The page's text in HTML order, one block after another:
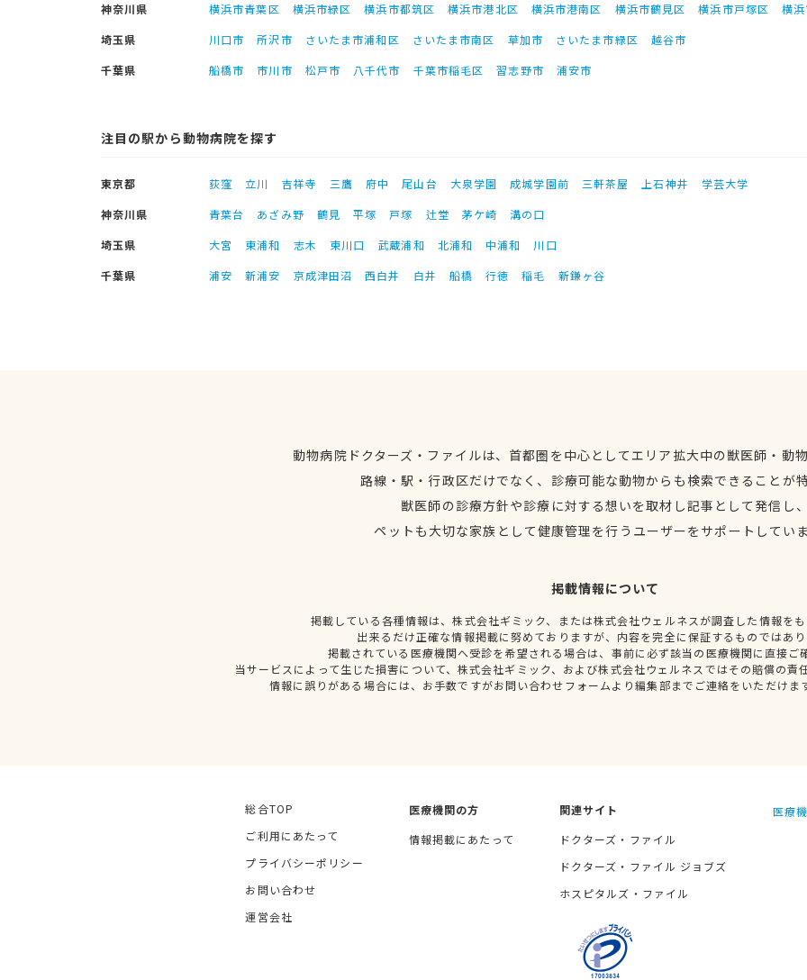
神奈川県
横浜市青葉区 横浜市緑区 横浜市都筑区 横浜市港北区 横浜市港南区 横浜市鶴見区 横浜市戸塚区
横
埼玉県
川口市 所沢市 さいたま市浦和区 さいたま市南区 草加市 さいたま市緑区
越谷市
千葉県
船橋市 市川市 松戸市 八千代市 千葉市稲毛区 習志野市 浦安市
注目の駅から動物病院を探す
東京都 荻窪 立川 吉祥寺 三鷹 府中 尾山台 大泉学園 成城学園前 三軒茶屋 上石神井
学芸大学
神奈川県
青葉台 あざみ野 鶴見 平塚 戸塚 辻堂 茅ケ崎
溝の口
埼玉県
大宮 東浦和 志木 東川口 武蔵浦和 北浦和 中浦和
川口
千葉県
浦安 新浦安 京成津田沼 西白井 白井 船橋 行徳 稲毛 新鎌ヶ谷
動物病院ドクターズ・ファイルは、首都圏を中心としてエリア拡大中の獣医師・動
路線・駅・行政区だけでなく、診療可能な動物からも検索できることが
獣医師の診療方針や診療に対する想いを取材し記事として発信し
ペットも大切な家族として健康管理を行うユーザーをサポートしてい
掲載情報について
掲載している各種情報は、株式会社ギミック、または株式会社ウェルネスが調査した情報を
出来るだけ正確な情報掲載に努めておりますが、内容を完全に保証するものではあ
掲載されている医療機関へ受診を希望される場合は、事前に必ず該当の医療機関に直接ご
当サービスによって生じた損害について、株式会社ギミック、および株式会社ウェルネスではその賠償の責
情報に誤りがある場合には、お手数ですがお問い合わせフォームより編集部までご連絡をいただけま
総合TOP
ご利用にあたって
プライバシーポリシー
お問い合わせ
運営会社
医療機関の方
情報掲載にあたって
関連サイト
ドクターズ・ファイル
ドクターズ・ファイル ジョブズ
ホスピタルズ・ファイル
医療